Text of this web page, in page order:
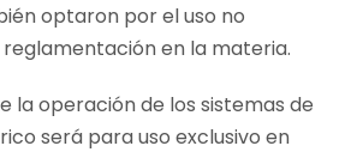
optaron por el uso no
reglamentación en la materia.
la operación de los sistemas de
será para uso exclusivo en